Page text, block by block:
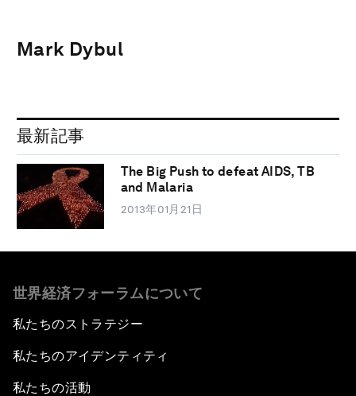
Mark Dybul
最新記事
The Big Push to defeat AIDS, TB
and Malaria
2013年01月21日
世界経済フォーラムについて
私たちのストラテジー
私たちのアイデンティティ
私たちの活動